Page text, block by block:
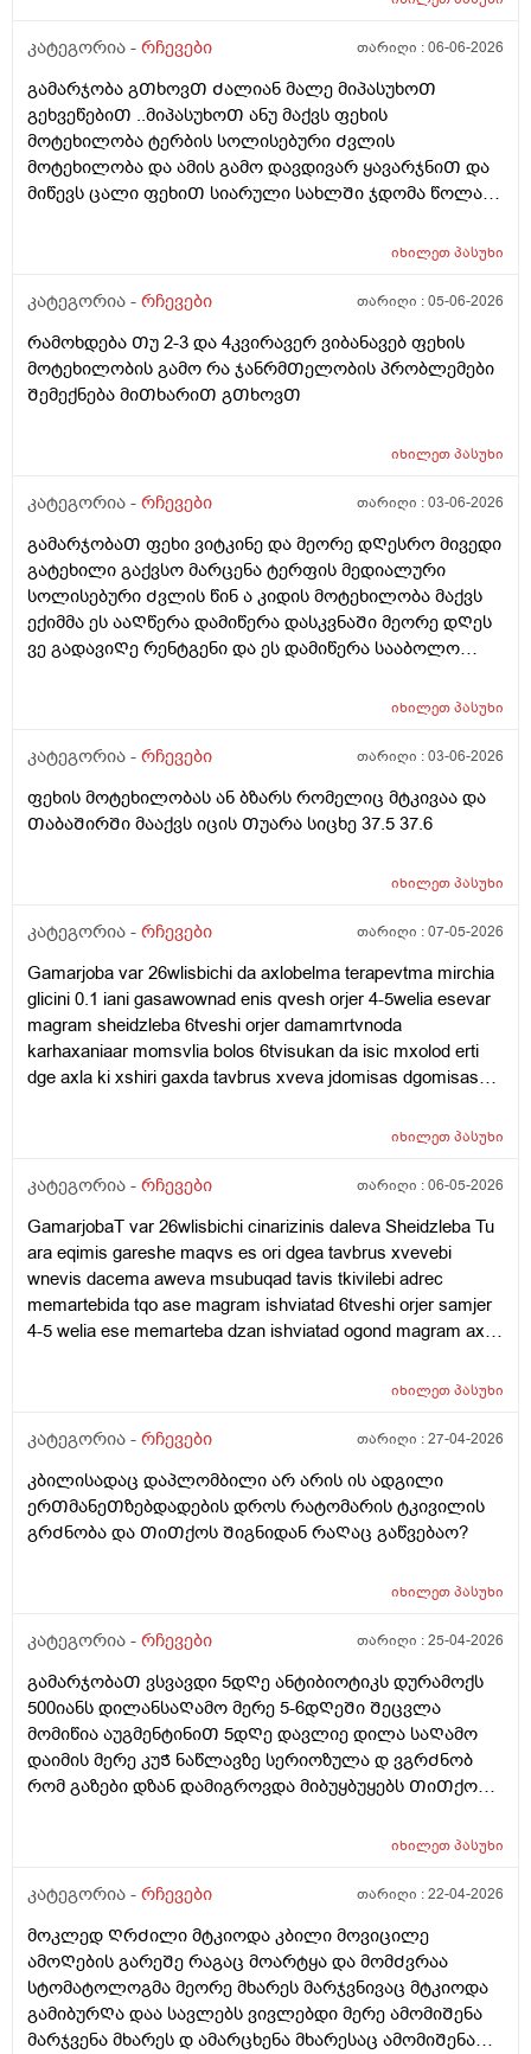
კატეგორია - რჩევები თარიღი :06-06-2026
გამარჯობა გᲗხოვᲗ Ძალიან მალე მიპასუხოᲗ
გეხვეწებიᲗ ..მიპასუხოᲗ ანუ მაქვს ფეხის
მოტეხილობა ტერბის სოლისებური Ძვლის
მოტეხილობა და ამის გამო დავდივარ ყავარჯნიᲗ და
მიწევს ცალი ფეხიᲗ სიარული სახლᲨი ჯდომა წოლა
Შესვლის დროს ფეხზე ვერ დავდგები რაᲗქმაუნდა და
პროქტოლოგიურ ან გასტროენტეროლოგიურ
განმავლობაᲨი ან ბუასილ სწორ ნაწლავზე ხომარ
იმოქმედებს პლუს ამასᲗან ერᲗად კუᲭᲨირო
გავდივარ ხოლმე დილა საᲦამო აქამდე სულ
ბუასილი მქონდა მარა ისეᲗი Ძლიერი არა მსუბუქი
განმავლობაᲨი მაგასაც ვეგარ გავაკეᲗებ იმიტორო
ვერც Ჩავიკუნტები რო Ჩაბანვა გავაკეᲗო და რაიმე
პრობლემებს ხომარ გამოიწვევს იმიტორო კუᲭᲨი რო
გავდივარ და Შემდეგ სალფეᲗკს დაჯდომილა Თბილი
ან ცივი წყლიᲗ ვასველებ და იმიᲗ ვიწმენდ რო
არაფერი დარᲩეს მერერო ვდგები გავივლი
გამოვვივლი და ვჯდებიან რამე მაინც განავლის
ქაᲦალზე Თხლად როა ისე რო ᲗიᲗს რო დადებ
ტრუსსზე საჯდომის ადგილას განავლის რაგაცები იყო
Თხლად ესევარ ბავᲨობიდან რავი და ესე მარტო
მემარᲗება დავიჯერო ? ანრატოხდება ესე და ამ
მოკლედ რატოხდება ესე ან როგორ მოვიქცე ეს 3-4
კვირა და რაგავაკეᲗო მიᲗხარიᲗ (ბიᲭი ვარ )
იხილეთპასუხი
კატეგორია - რჩევები თარიღი :05-06-2026
რამოხდება Თუ 2-3 და 4კვირავერ ვიბანავებ ფეხის
მოტეხილობის გამო რა ჯანრმᲗელობის პრობლემები
Შემექნება მიᲗხარიᲗ გᲗხოვᲗ
იხილეთპასუხი
კატეგორია - რჩევები თარიღი :03-06-2026
გამარჯობაᲗ ფეხი ვიტკინე და მეორე დᲦესრო მივედი
გატეხილი გაქვსო მარცენა ტერფის მედიალური
სოლისებური Ძვლის წინ ა კიდის მოტეხილობა მაქვს
ექიმმა ეს ააᲦწერა დამიწერა დასკვნაᲨი მეორე დᲦეს
ვე გადავიᲦე რენტგენი და ეს დამიწერა სააბოლო
37.6და სიცხე იცის ამ მოტეხილობება ან ბზარმა? ან ამ
ვსვავ ( კოქსიქეა , ტოქსივენოლო, ბიენზა, კალციუმი,
იხილეთპასუხი
კატეგორია - რჩევები თარიღი :03-06-2026
ფეხის მოტეხილობას ან ბზარს რომელიც მტკივაა და
ᲗაბაᲨირᲨი მააქვს იცის Თუარა სიცხე 37.5 37.6
იხილეთპასუხი
კატეგორია - რჩევები თარიღი :07-05-2026
Gamarjoba var 26wlisbichi da axlobelma terapevtma mirchia
glicini 0.1 iani gasawownad enis qvesh orjer 4-5welia esevar
magram sheidzleba 6tveshi orjer damamrtvnoda
karhaxaniaar momsvlia bolos 6tvisukan da isic mxolod erti
dge axla ki xshiri gaxda tavbrus xveva jdomisas dgomisas
sheidzleba isec damemartos rom pexze vegar avdge
dgomisas vqanaob amis gamoadre nevrozis wamlebs
26is var wneva ro gavizome 100-50ze mqonda da yava
davliebamiwia roca 110-70ze vatareb yava ro davlie axla 120-
80avide da odnav ganerviulebazec ki upro mexveva tavbruda
es wamali mishvelis an wnevas dabla xoar wevs
იხილეთპასუხი
კატეგორია - რჩევები თარიღი :06-05-2026
GamarjobaT var 26wlisbichi cinarizinis daleva Sheidzleba Tu
ara eqimis gareshe maqvs es ori dgea tavbrus xvevebi
wnevis dacema aweva msubuqad tavis tkivilebi adrec
memartebida tqo ase magram ishviatad 6tveshi orjer samjer
4-5 welia ese memarteba dzan ishviatad ogond magram axla
იხილეთპასუხი
კატეგორია - რჩევები თარიღი :27-04-2026
კბილისადაც დაპლომბილი არ არის ის ადგილი
ერᲗმანეᲗზებდადების დროს რატომარის ტკივილის
გრᲫნობა და ᲗიᲗქოს Შიგნიდან რაᲦაც გაწვებაო?
იხილეთპასუხი
კატეგორია - რჩევები თარიღი :25-04-2026
გამარჯობაᲗ ვსვავდი 5დᲦე ანტიბიოტიკს დურამოქს
500იანს დილანსაᲦამო მერე 5-6დᲦეᲨი Შეცვლა
მომიწია აუგმენტინიᲗ 5დᲦე დავლიე დილა საᲦამო
დაიმის მერე კუᲭ ნაწლავზე სერიოზულა დ ვგრᲫნობ
რომ გაზები დზან დამიგროვდა მიბუყბუყებს ᲗიᲗქოს
მოვლიᲗი ტკივილი პლუს Ჭიპის დაბლა არეᲨი
გასვლის Შემდეგ დაწყნარების მარა ისებ ბუყბუყიდა
ვსვავ ლაქტო-ჯ -ის 1Თვეა უკვე და გასტრიტოლის
წვეᲗები მიᲨველისნამაზე ან მეზიმ ფორტე? ვარ
26წლის ბიᲭი
იხილეთპასუხი
კატეგორია - რჩევები თარიღი :22-04-2026
მოკლედ ᲦრᲫილი მტკიოდა კბილი მოვიცილე
ამოᲦების გარეᲨე რაგაც მოარტყა და მომᲫვრაა
სტომატოლოგმა მეორე მხარეს მარჯვნივაც მტკიოდა
გამიბურᲦა დაა სავლებს ვივლებდი მერე ამომიᲨენა
მარჯვენა მხარეს დ ამარცხენა მხარესაც ამომიᲨენა